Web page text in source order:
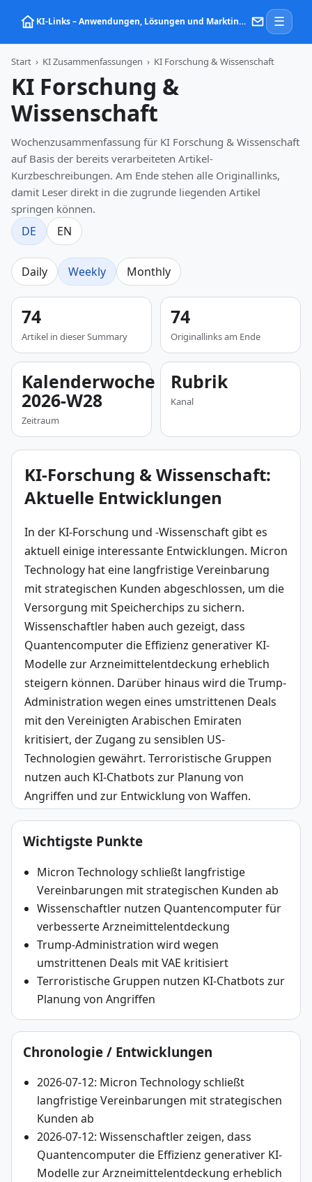
KI‑Links – Anwendungen, Lösungen und Marktinformationen zu Künstlicher Intelligenz ☰
Start › KI Zusammenfassungen › KI Forschung & Wissenschaft
KI Forschung &
Wissenschaft
Wochenzusammenfassung für KI Forschung & Wissenschaft
auf Basis der bereits verarbeiteten Artikel-
Kurzbeschreibungen. Am Ende stehen alle Originallinks,
damit Leser direkt in die zugrunde liegenden Artikel
springen können.
DE EN
Daily Weekly Monthly
74
Artikel in dieser Summary
74
Originallinks am Ende
Kalenderwoche
2026-W28
Zeitraum
Rubrik
Kanal
KI-Forschung & Wissenschaft:
Aktuelle Entwicklungen
In der KI-Forschung und -Wissenschaft gibt es
aktuell einige interessante Entwicklungen. Micron
Technology hat eine langfristige Vereinbarung
mit strategischen Kunden abgeschlossen, um die
Versorgung mit Speicherchips zu sichern.
Wissenschaftler haben auch gezeigt, dass
Quantencomputer die Effizienz generativer KI-
Modelle zur Arzneimittelentdeckung erheblich
steigern können. Darüber hinaus wird die Trump-
Administration wegen eines umstrittenen Deals
mit den Vereinigten Arabischen Emiraten
kritisiert, der Zugang zu sensiblen US-
Technologien gewährt. Terroristische Gruppen
nutzen auch KI-Chatbots zur Planung von
Angriffen und zur Entwicklung von Waffen.
Wichtigste Punkte
Micron Technology schließt langfristige
Vereinbarungen mit strategischen Kunden ab
Wissenschaftler nutzen Quantencomputer für
verbesserte Arzneimittelentdeckung
Trump-Administration wird wegen
umstrittenen Deals mit VAE kritisiert
Terroristische Gruppen nutzen KI-Chatbots zur
Planung von Angriffen
Chronologie / Entwicklungen
2026-07-12: Micron Technology schließt
langfristige Vereinbarungen mit strategischen
Kunden ab
2026-07-12: Wissenschaftler zeigen, dass
Quantencomputer die Effizienz generativer KI-
Modelle zur Arzneimittelentdeckung erheblich